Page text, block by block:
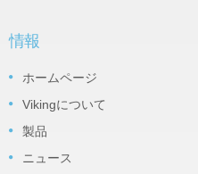
情報
ホームページ
Vikingについて
製品
ニュース